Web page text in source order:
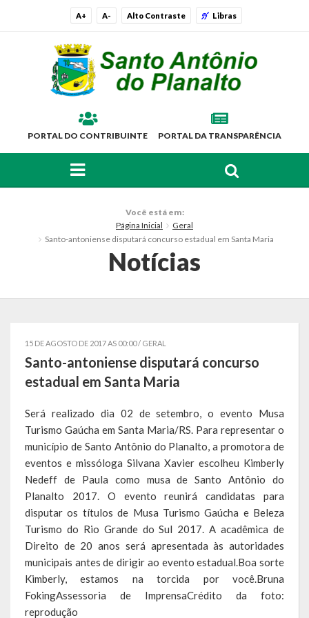
A+ A- Alto Contraste Libras
PORTAL DO CONTRIBUINTE PORTAL DA TRANSPARÊNCIA
Histórico
Administração
Administrações Anteriores
Secretarias
Estrutura e Competências
Educação e Cultura
Obras e Viação
Saúde e Assistência Social
Desenvolvimento, Indústria, Comércio, Turismo, Trânsito e
Serviços Urbanos
Cultura e Turismo
Você está em:
Página Inicial
Geral
Santo-antoniense disputará concurso estadual em Santa Maria
Notícias
15 DE AGOSTO DE 2017 AS 00:00 / GERAL
Santo-antoniense disputará concurso
estadual em Santa Maria
Será realizado dia 02 de setembro, o evento Musa
Turismo Gaúcha em Santa Maria/RS. Para representar o
município de Santo Antônio do Planalto, a promotora de
eventos e missóloga Silvana Xavier escolheu Kimberly
Nedeff de Paula como musa de Santo Antônio do
Planalto 2017. O evento reunirá candidatas para
disputar os títulos de Musa Turismo Gaúcha e Beleza
Turismo do Rio Grande do Sul 2017. A acadêmica de
Direito de 20 anos será apresentada às autoridades
municipais antes de dirigir ao evento estadual.Boa sorte
Kimberly, estamos na torcida por você.Bruna
FokingAssessoria de ImprensaCrédito da foto:
reprodução